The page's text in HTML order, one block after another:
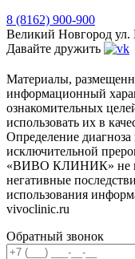
8 (8162) 900-900
Великий Новгород ул.
Давайте дружить
Материалы,
информационный
ознакомительных
использовать их в
Определение
исключительной
«ВИВО КЛИНИК» не
негативные
использования
vivoclinic.ru
Обратный звонок
Телефон